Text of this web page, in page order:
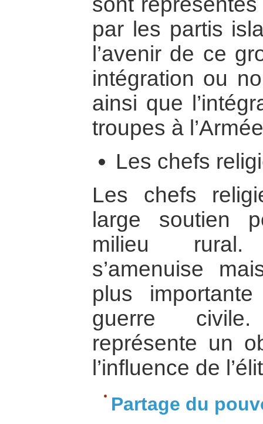
par les partis
l’avenir de ce
intégration ou
ainsi que
troupes à
Les chefs
Les chefs
large soutien
milieu
s’amenuise
plus
guerre
représente un
l’influence de
Partage du